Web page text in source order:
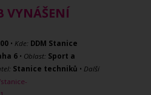
VYNÁŠENÍ
• Kde: DDM Stanice
6 • Oblast: Sport a
Stanice techniků • Další